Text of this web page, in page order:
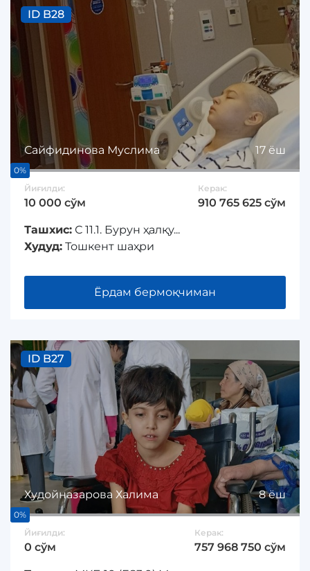
Сайфидинова Муслима 17 ёш
ID B28
0%
Йиғилди:
10 000 сўм
Керак:
910 765 625 сўм
Ташхис: С 11.1. Бурун ҳалқу...
Худуд: Тошкент шаҳри
Ёрдам бермоқчиман
Худойназарова Халима 8 ёш
ID B27
0%
Йиғилди:
0 сўм
Керак:
757 968 750 сўм